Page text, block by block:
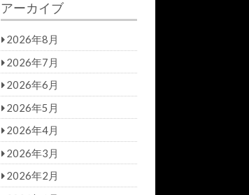
r
c
h
f
o
r:
h
アーカイブ
2026年8月
2026年7月
2026年6月
2026年5月
2026年4月
2026年3月
2026年2月